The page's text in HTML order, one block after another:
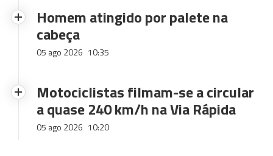
Homem atingido por palete na
cabeça
05 ago 2026 10:35
Motociclistas filmam-se a circular
a quase 240 km/h na Via Rápida
05 ago 2026 10:20